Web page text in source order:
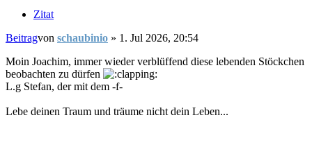
Zitat
Beitragvon schaubinio » 1. Jul 2026, 20:54
Moin Joachim, immer wieder verblüffend diese lebenden Stöckchen
beobachten zu dürfen
L.g Stefan, der mit dem -f-
Lebe deinen Traum und träume nicht dein Leben...